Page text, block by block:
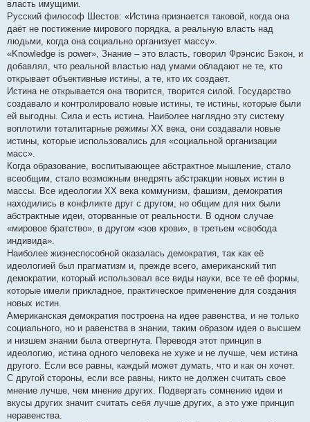
власть имущими.
Русский философ Шестов: «Истина признается таковой, когда она
даёт не постижение мирового порядка, а реальную власть над
людьми, когда она социально организует массу».
«Knowledge is power», Знание – это власть, говорил Фрэнсис Бэкон, и
добавлял, что реальной властью над умами обладают не те, кто
открывает объективные истины, а те, кто их создает.
Истина не открывается она творится, творится силой. Государство
создавало и контролировало новые истины, те истины, которые были
ей выгодны. Сила и есть истина. Наиболее наглядно эту систему
воплотили тоталитарные режимы ХХ века, они создавали новые
истины, которые использовались для «социальной организации
масс».
Когда образование, воспитывающее абстрактное мышление, стало
всеобщим, стало возможным внедрять абстракции новых истин в
массы. Все идеологии ХХ века коммунизм, фашизм, демократия
находились в конфликте друг с другом, но общим для них были
абстрактные идеи, оторванные от реальности. В одном случае
«мировое братство», в другом «зов крови», в третьем «свобода
индивида».
Наиболее жизнеспособной оказалась демократия, так как её
идеологией был прагматизм и, прежде всего, американский тип
демократии, который использовал все виды науки, все те её формы,
которые имели прикладное, практическое применение для создания
новых истин.
Американская демократия построена на идее равенства, и не только
социального, но и равенства в знании, таким образом идея о высшем
и низшем знании была отвергнута. Переводя этот принцип в
идеологию, истина одного человека не хуже и не лучше, чем истина
другого. Если все равны, каждый может думать, что и как он хочет.
С другой стороны, если все равны, никто не должен считать свое
мнение лучше, чем мнение других. Подвергать сомнению идеи и
вкусы других значит считать себя лучше других, а это уже принцип
неравенства.